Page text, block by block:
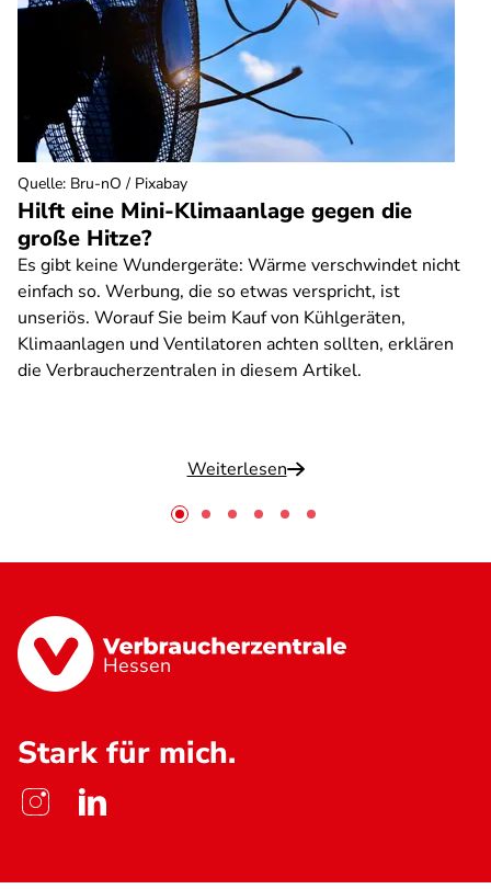
Hilft eine Mini-Klimaanlage gegen die
große Hitze?
Es gibt keine Wundergeräte: Wärme verschwindet nicht
einfach so. Werbung, die so etwas verspricht, ist
unseriös. Worauf Sie beim Kauf von Kühlgeräten,
Klimaanlagen und Ventilatoren achten sollten, erklären
die Verbraucherzentralen in diesem Artikel.
Weiterlesen
Quelle: Bru-nO / Pixabay
Hessen
Stark für mich.